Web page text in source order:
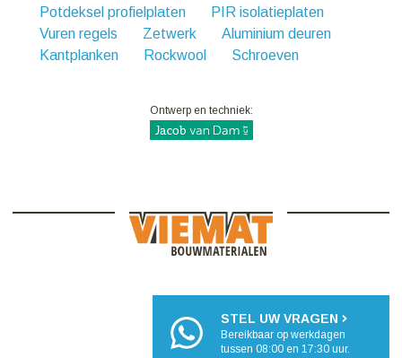
Potdeksel profielplaten
PIR isolatieplaten
Vuren regels
Zetwerk
Aluminium deuren
Kantplanken
Rockwool Schroeven
Ontwerp en techniek:
STEL UW VRAGEN
Bereikbaar op werkdagen
tussen 08:00 en 17:30 uur.